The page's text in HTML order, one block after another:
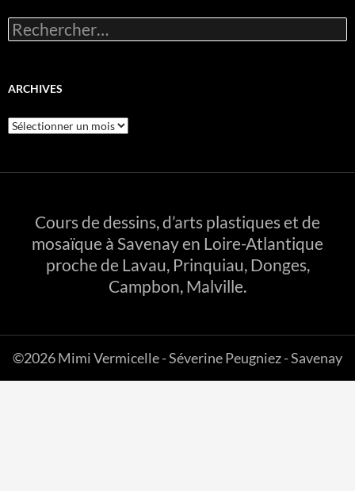
Rechercher :
ARCHIVES
Archives
Cours de dessins, d’arts plastiques et de
mosaïque à Savenay en Loire-Atlantique
proche de Lavau, Prinquiau, Donges,
Campbon, Malville.
©2026 Mimi Vermicelle - Séverine Peugniez - Savenay